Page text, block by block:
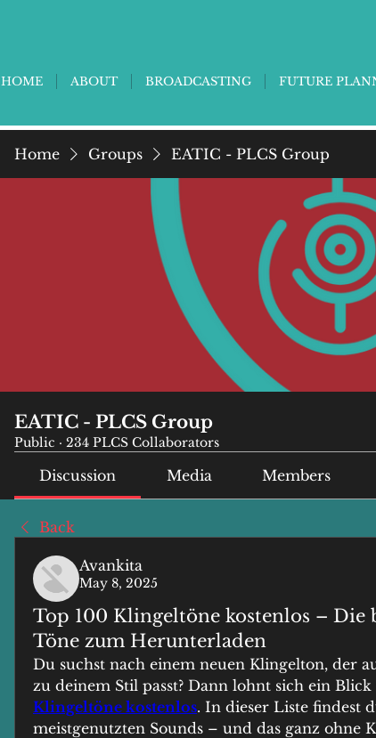
HOME ABOUT BROADCASTING FUTURE
Home Groups EATIC - PLCS Group
EATIC - PLCS Group
Public · 234 PLCS Collaborators
Discussion Media Members
Back
Avankita
May 8, 2025
Top 100 Klingeltöne kostenlos – Die
Töne zum Herunterladen
Du suchst nach einem neuen Klingelton, der
zu deinem Stil passt? Dann lohnt sich ein
Klingeltöne kostenlos. In dieser Liste findest
meistgenutzten Sounds – und das ganz ohne